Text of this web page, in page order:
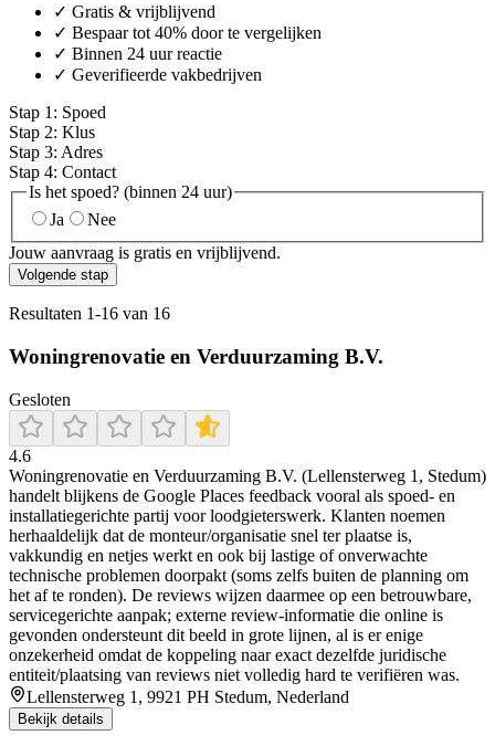
✓ Gratis & vrijblijvend
✓ Bespaar tot 40% door te vergelijken
✓ Binnen 24 uur reactie
✓ Geverifieerde vakbedrijven
Stap 1 : Spoed
Stap 2: Klus
Stap 3: Adres
Stap 4: Contact
Is het spoed? (binnen 24 uur)
Ja
Nee
Jouw aanvraag is gratis en vrijblijvend.
Volgende stap
Resultaten 1-16 van 16
Woningrenovatie en Verduurzaming B.V.
Gesloten
4.6
Woningrenovatie en Verduurzaming B.V. (Lellensterweg 1, Stedum)
handelt blijkens de Google Places feedback vooral als spoed- en
installatiegerichte partij voor loodgieterswerk. Klanten noemen
herhaaldelijk dat de monteur/organisatie snel ter plaatse is,
vakkundig en netjes werkt en ook bij lastige of onverwachte
technische problemen doorpakt (soms zelfs buiten de planning om
het af te ronden). De reviews wijzen daarmee op een betrouwbare,
servicegerichte aanpak; externe review-informatie die online is
gevonden ondersteunt dit beeld in grote lijnen, al is er enige
onzekerheid omdat de koppeling naar exact dezelfde juridische
entiteit/plaatsing van reviews niet volledig hard te verifiëren was.
Lellensterweg 1, 9921 PH Stedum, Nederland
Bekijk details